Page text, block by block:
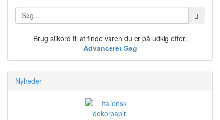
Brug stikord til at finde varen du er på udkig efter.
Advanceret Søg
Nyheder